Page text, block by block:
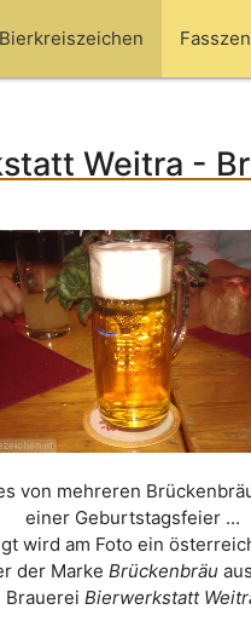
Bierkreiszeichen
Weitra -
von mehreren
einer Geburtstagsfeier ...
wird am Foto ein
der MarkeBrückenbräu
BrauereiBierwerkstatt